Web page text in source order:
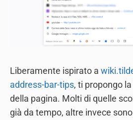
Liberamente ispirato a
address-bar-tips, ti propongo
della pagina. Molti di quelle
già da tempo, altre invece